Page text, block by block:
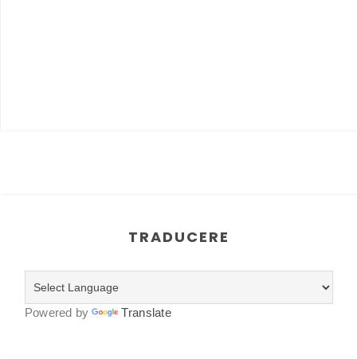
TRADUCERE
Powered by Translate